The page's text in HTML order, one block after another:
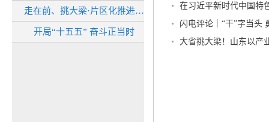
走在前、挑大梁·片区化推进乡村振兴的山东实践
开局“十五五” 奋斗正当时
在习近平新时代中国特
闪电评论｜“干”字当头
大省挑大梁！山东以产